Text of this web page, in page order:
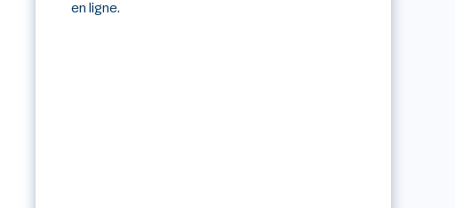
en ligne.